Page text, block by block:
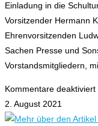
Einladung in die
Vorsitzender Hermann
Ehrenvorsitzenden
Sachen Presse und
Vorstandsmitgliedern,
Kommentare deaktiviert
2. August 2021